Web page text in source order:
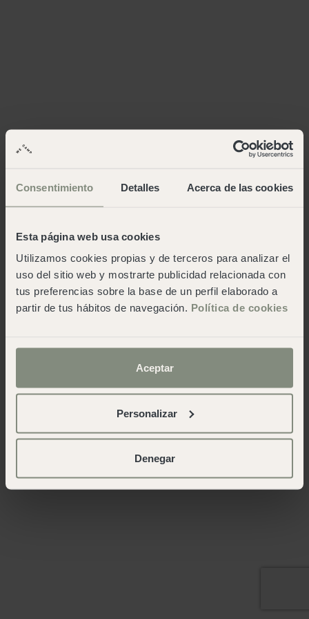
Consentimiento Detalles Acerca de las cookies
Esta página web usa cookies
Utilizamos cookies propias y de terceros para analizar el
uso del sitio web y mostrarte publicidad relacionada con
tus preferencias sobre la base de un perfil elaborado a
partir de tus hábitos de navegación. Política de cookies
Aceptar
Personalizar
Denegar